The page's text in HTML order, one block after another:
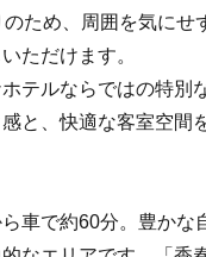
ため、周囲を気にせ
ただけます。
テルならではの特別
と、快適な客室空間
車で約60分。豊かな